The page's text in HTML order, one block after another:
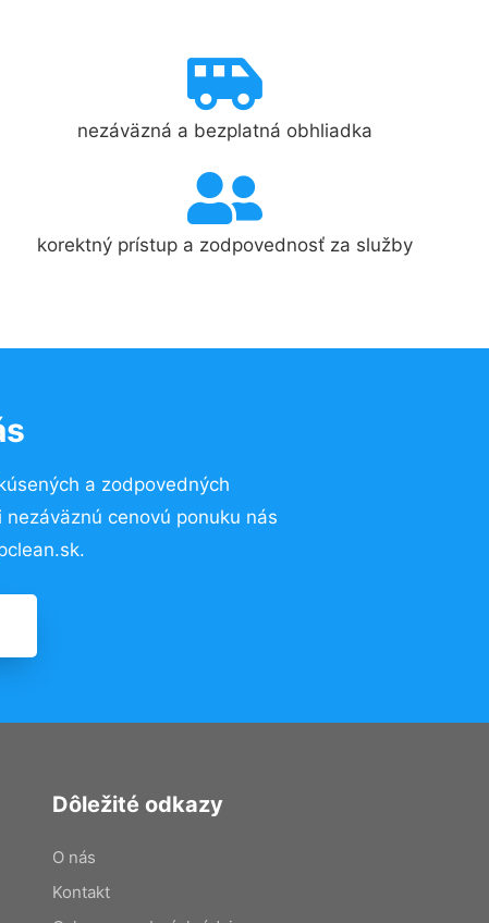
nezáväzná a bezplatná obhliadka
korektný prístup a zodpovednosť za služby
a zodpovedných
cenovú ponuku nás
Dôležité odkazy
O nás
Kontakt